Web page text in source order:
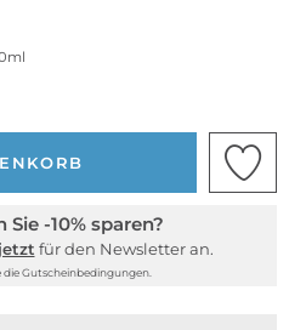
Sie -10% sparen?
jetzt für den Newsletter an.
die Gutscheinbedingungen.